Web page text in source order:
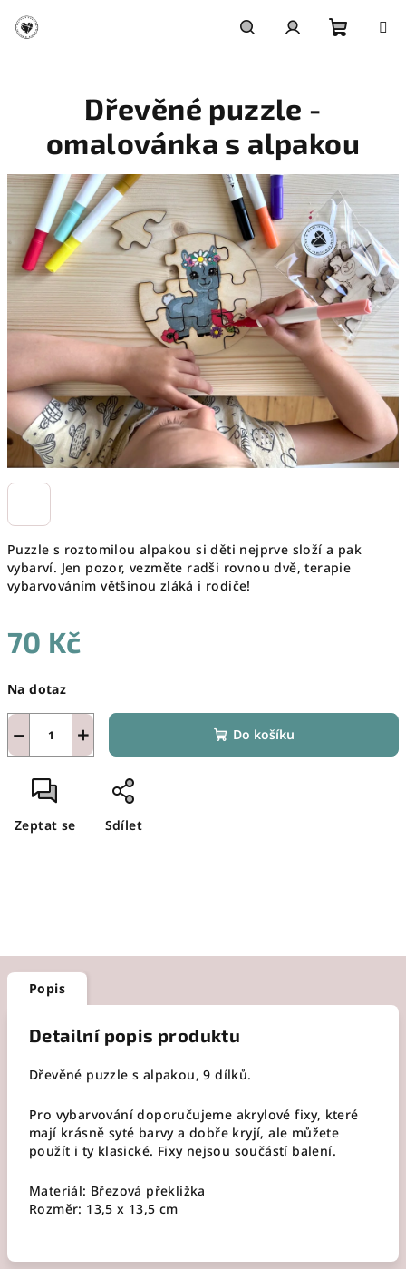
obsah
Puzzle s roztomilou alpakou si děti nejprve složí a pak
vybarví. Jen pozor, vezměte radši rovnou dvě, terapie
vybarvováním většinou zláká i rodiče!
70 Kč
cena:
Na dotaz
+
− Do košíku
Zeptat se Sdílet
Dřevěné puzzle -
omalovánka s alpakou
Popis
Detailní popis produktu
Dřevěné puzzle s alpakou, 9 dílků.
Pro vybarvování doporučujeme akrylové fixy, které
mají krásně syté barvy a dobře kryjí, ale můžete
použít i ty klasické. Fixy nejsou součástí balení.
Materiál: Březová překližka
Rozměr: 13,5 x 13,5 cm